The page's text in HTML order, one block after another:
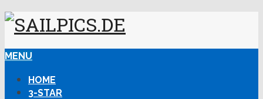
MENU
HOME
3-STAR